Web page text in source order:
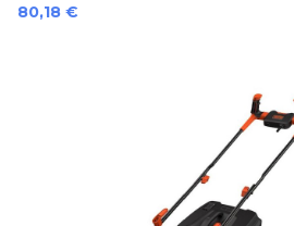
Prezzo
80,18 €